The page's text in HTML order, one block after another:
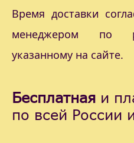
Время доставки
менеджером по
указанному на сайте.
Бесплатная и
по всей России